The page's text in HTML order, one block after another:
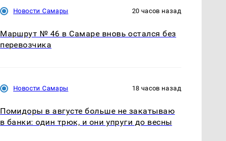
Новости Самары 20 часов назад
Маршрут № 46 в Самаре вновь остался без
перевозчика
Новости Самары 18 часов назад
Помидоры в августе больше не закатываю
в банки: один трюк, и они упруги до весны